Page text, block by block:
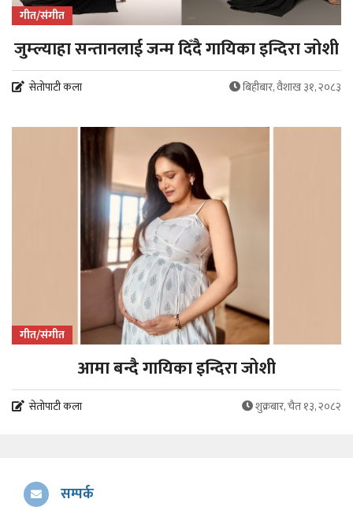
गीत/संगीत
जुम्ल्याहा सन्तानलाई जन्म दिँदै गायिका इन्दिरा जोशी
सेतोपाटी कला बिहीबार, वैशाख ३१, २०८३
गीत/संगीत
आमा बन्दै गायिका इन्दिरा जोशी
सेतोपाटी कला शुक्रबार, चैत १३, २०८२
सम्पर्क